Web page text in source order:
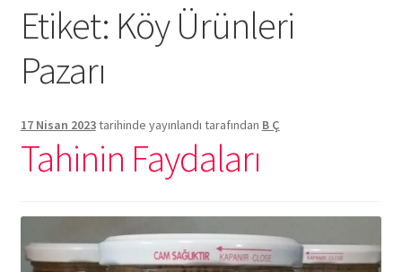
İletişim
Etiket: Köy Ürünleri
Pazarı
17 Nisan 2023tarihinde yayınlandı tarafından B Ç
Tahinin Faydaları